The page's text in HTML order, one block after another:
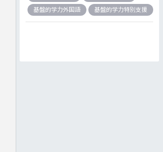
基盤的学力外国語
基盤的学力特別支援